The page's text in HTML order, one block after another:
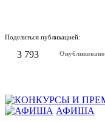
Поделиться публикацией:
3 793 Опубликовано
АФИША